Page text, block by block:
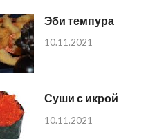
Эби темпура
10.11.2021
Суши с икрой
10.11.2021